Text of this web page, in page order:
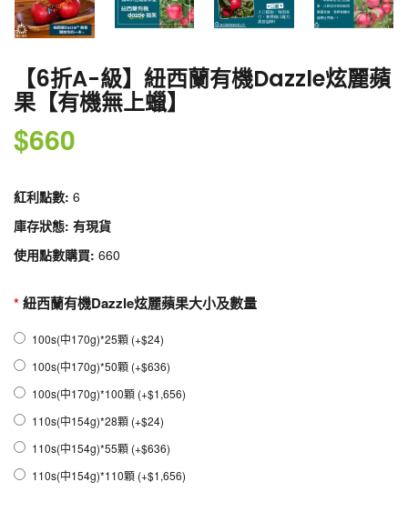
【6折A-級】紐西蘭有機Dazzle炫麗蘋
果【有機無上蠟】
$660
紅利點數: 6
庫存狀態: 有現貨
使用點數購買: 660
紐西蘭有機Dazzle炫麗蘋果大小及數量
100s(中170g)*25顆 (+$24)
100s(中170g)*50顆 (+$636)
100s(中170g)*100顆 (+$1,656)
110s(中154g)*28顆 (+$24)
110s(中154g)*55顆 (+$636)
110s(中154g)*110顆 (+$1,656)